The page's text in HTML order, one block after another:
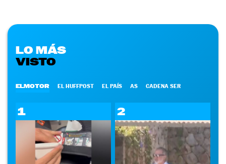
LO MÁS
VISTO
ELMOTOR EL HUFFPOST EL PAÍS AS CADENA SER
1 2